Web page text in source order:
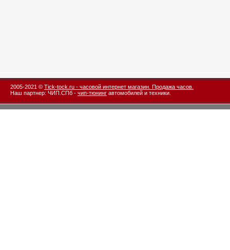
2005-2021 © Tick-tock.ru - часовой интернет магазин. Продажа часов.
Наш партнер: ЧИП.СПб - чип-тюнинг автомобилей и техники.